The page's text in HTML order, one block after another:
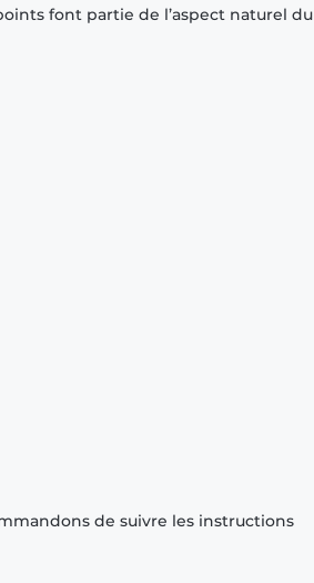
font partie de l’aspect naturel du
de suivre les instructions